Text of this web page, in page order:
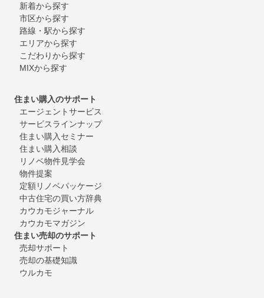
新着から探す
市区から探す
路線・駅から探す
エリアから探す
こだわりから探す
MIXから探す
住まい購入のサポート
エージェントサービス
サービスラインナップ
住まい購入セミナー
住まい購入相談
リノベ物件見学会
物件提案
定額リノベパッケージ
中古住宅の買い方辞典
カウカモジャーナル
カウカモマガジン
住まい売却のサポート
売却サポート
売却の基礎知識
ウルカモ